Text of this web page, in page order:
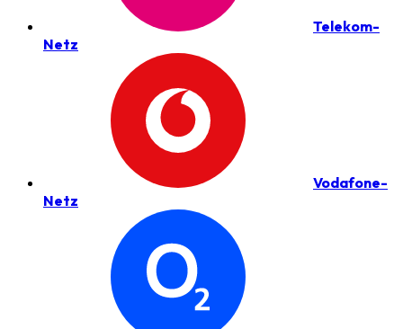
Telekom-
Netz
Vodafone-
Netz